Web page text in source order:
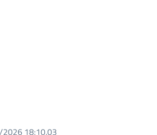
18:10.03